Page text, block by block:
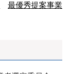
最優秀提案事業